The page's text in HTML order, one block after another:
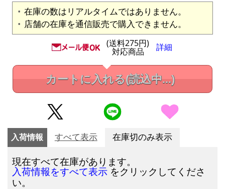
在庫の数はリアルタイムではありません。
店舗の在庫を通信販売で購入できません。
(送料275円)
対応商品 詳細
カートに入れる(読込中...)
入荷情報 すべて表示 在庫切のみ表示
現在すべて在庫があります。
入荷情報をすべて表示 をクリックしてくださ
い。